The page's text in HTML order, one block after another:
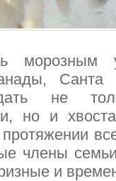
морозным
не
но и
члены
и